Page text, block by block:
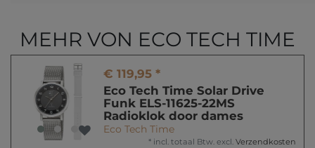
MEHR VON ECO TECH TIME
€ 119,95 *
Eco Tech Time Solar Drive
Funk ELS-11625-22MS
Radioklok door dames
Eco Tech Time
* incl. totaal Btw. excl. Verzendkosten